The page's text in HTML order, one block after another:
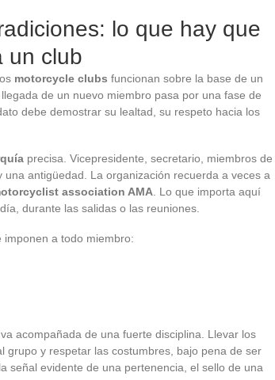
lo que hay que
un club
motorcycle clubs funcionan sobre la base de un
de un nuevo miembro pasa por una fase de
debe demostrar su lealtad, su respeto hacia los
precisa. Vicepresidente, secretario, miembros de
antigüedad. La organización recuerda a veces a
association AMA . Lo que importa aquí
durante las salidas o las reuniones.
imponen a todo miembro:
acompañada de una fuerte disciplina. Llevar los
grupo y respetar las costumbres, bajo pena de ser
señal evidente de una pertenencia, el sello de una